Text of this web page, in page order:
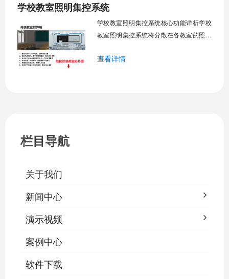
工巡检工作量，延长设备使用寿命，节约
学校教室照明集控系统
学校教室照明集控系统核心功能详析学校
教室照明集控系统将分散在各教室的照明
关、按需调光、定时策略、能耗监测、故
查看详情
栏目导航
关于我们
新闻中心
演示视频
案例中心
软件下载